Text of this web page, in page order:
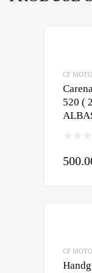
CF
520 (
CF